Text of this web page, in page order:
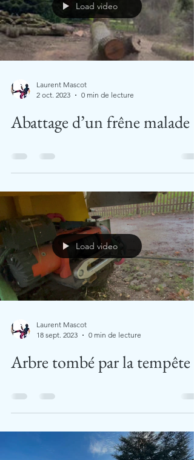
Load video
Laurent Mascot
2 oct. 2023
0 min de lecture
Abattage d’un frêne malade
Load video
Laurent Mascot
18 sept. 2023
0 min de lecture
Arbre tombé par la tempête